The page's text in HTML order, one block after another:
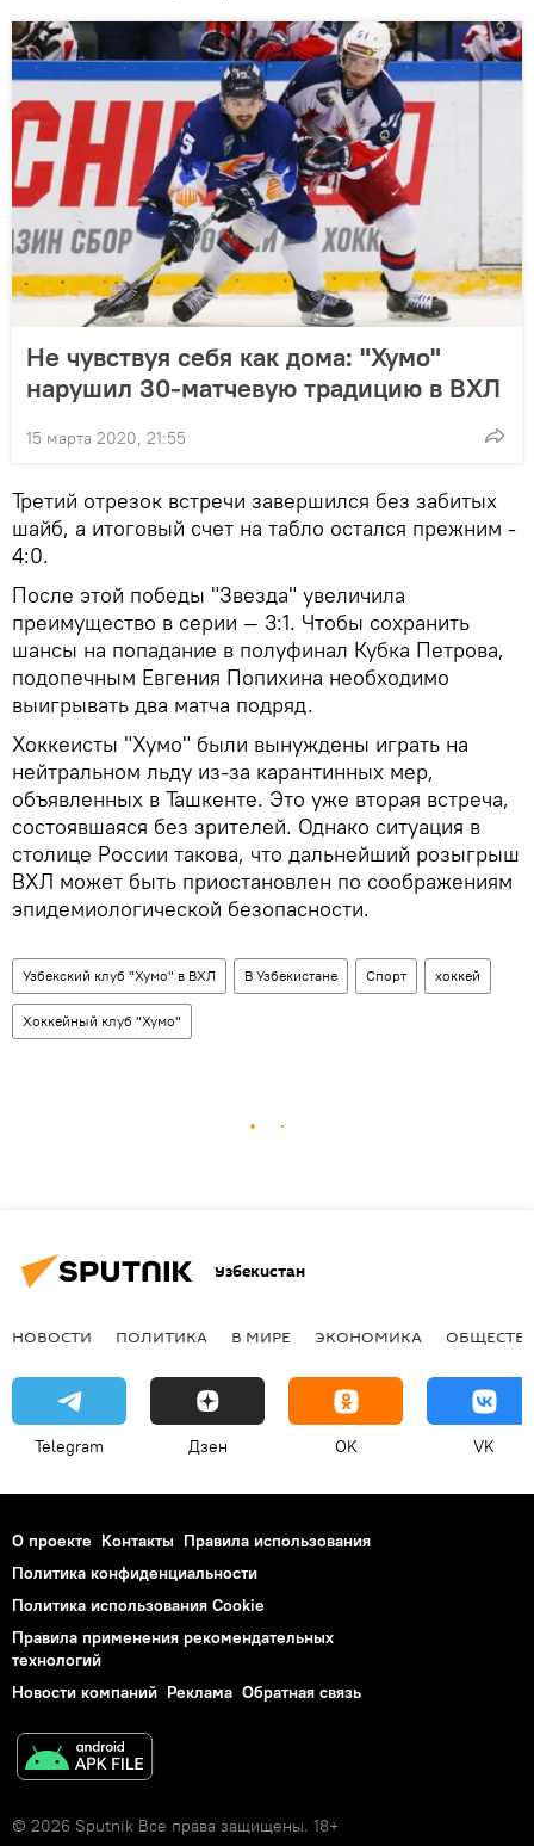
Не чувствуя себя как дома: "Хумо"
нарушил 30-матчевую традицию в ВХЛ
15 марта 2020, 21:55
Третий отрезок встречи завершился без забитых
шайб, а итоговый счет на табло остался прежним -
4:0.
После этой победы "Звезда" увеличила
преимущество в серии — 3:1. Чтобы сохранить
шансы на попадание в полуфинал Кубка Петрова,
подопечным Евгения Попихина необходимо
выигрывать два матча подряд.
Хоккеисты "Хумо" были вынуждены играть на
нейтральном льду из-за карантинных мер,
объявленных в Ташкенте. Это уже вторая встреча,
состоявшаяся без зрителей. Однако ситуация в
столице России такова, что дальнейший розыгрыш
ВХЛ может быть приостановлен по соображениям
эпидемиологической безопасности.
Узбекский клуб "Хумо" в ВХЛ В Узбекистане Спорт хоккей
Хоккейный клуб "Хумо"
Узбекистан
НОВОСТИ ПОЛИТИКА В МИРЕ ЭКОНОМИКА
Telegram Дзен OK VK
О проекте Контакты Правила использования
Политика конфиденциальности
Политика использования Cookie
Правила применения рекомендательных
технологий
Новости компаний Реклама Обратная связь
© 2026 Sputnik Все права защищены. 18+